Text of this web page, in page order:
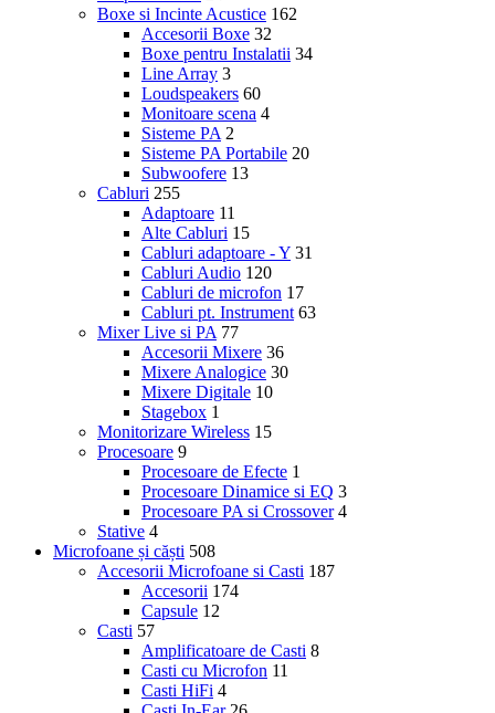
Boxe si Incinte Acustice 162
Accesorii Boxe 32
Boxe pentru Instalatii 34
Line Array 3
Loudspeakers 60
Monitoare scena 4
Sisteme PA 2
Sisteme PA Portabile 20
Subwoofere 13
Cabluri 255
Adaptoare 11
Alte Cabluri 15
Cabluri adaptoare - Y 31
Cabluri Audio 120
Cabluri de microfon 17
Cabluri pt. Instrument 63
Mixer Live si PA 77
Accesorii Mixere 36
Mixere Analogice 30
Mixere Digitale 10
Stagebox 1
Monitorizare Wireless 15
Procesoare 9
Procesoare de Efecte 1
Procesoare Dinamice si EQ 3
Procesoare PA si Crossover 4
Stative 4
Microfoane și căști 508
Accesorii Microfoane si Casti 187
Accesorii 174
Capsule 12
Casti 57
Amplificatoare de Casti 8
Casti cu Microfon 11
Casti HiFi 4